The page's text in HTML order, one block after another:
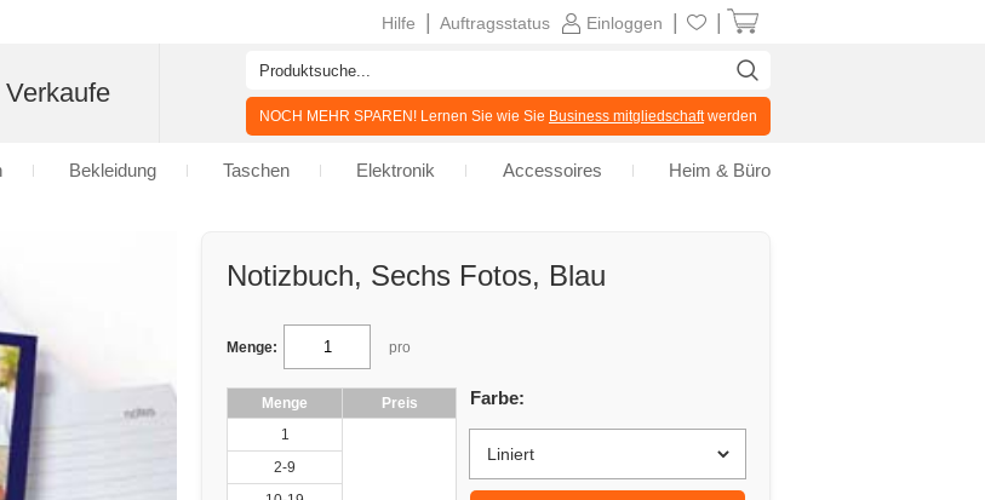
Notizbuch, Sechs Fotos, Blau
Menge: pro
Menge
Preis
1
2-9
Farbe:
Einloggen
Auftragsstatus
Hilfe
Verkaufe
NOCH MEHR SPAREN! Lernen Sie wie Sie Business mitgliedschaftwerden
Bekleidung Taschen Elektronik Accessoires Heim & Büro